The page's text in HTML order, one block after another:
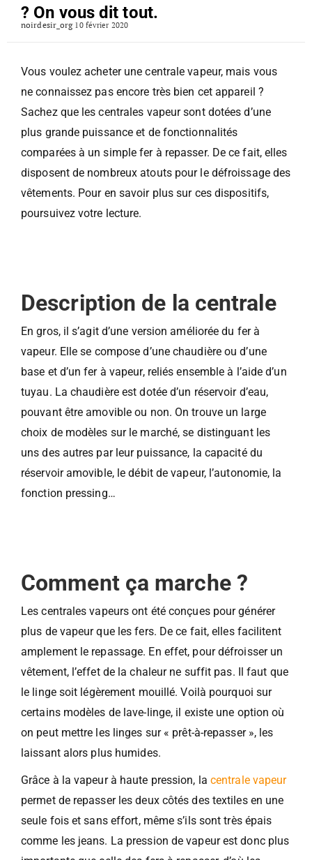
? On vous dit tout.
noirdesir_org 10 février 2020
Vous voulez acheter une centrale vapeur, mais vous
ne connaissez pas encore très bien cet appareil ?
Sachez que les centrales vapeur sont dotées d’une
plus grande puissance et de fonctionnalités
comparées à un simple fer à repasser. De ce fait, elles
disposent de nombreux atouts pour le défroissage des
vêtements. Pour en savoir plus sur ces dispositifs,
poursuivez votre lecture.
Description de la centrale
En gros, il s’agit d’une version améliorée du fer à
vapeur. Elle se compose d’une chaudière ou d’une
base et d’un fer à vapeur, reliés ensemble à l’aide d’un
tuyau. La chaudière est dotée d’un réservoir d’eau,
pouvant être amovible ou non. On trouve un large
choix de modèles sur le marché, se distinguant les
uns des autres par leur puissance, la capacité du
réservoir amovible, le débit de vapeur, l’autonomie, la
fonction pressing…
Comment ça marche ?
Les centrales vapeurs ont été conçues pour générer
plus de vapeur que les fers. De ce fait, elles facilitent
amplement le repassage. En effet, pour défroisser un
vêtement, l’effet de la chaleur ne suffit pas. Il faut que
le linge soit légèrement mouillé. Voilà pourquoi sur
certains modèles de lave-linge, il existe une option où
on peut mettre les linges sur « prêt-à-repasser », les
laissant alors plus humides.
Grâce à la vapeur à haute pression, la centrale vapeur
permet de repasser les deux côtés des textiles en une
seule fois et sans effort, même s’ils sont très épais
comme les jeans. La pression de vapeur est donc plus